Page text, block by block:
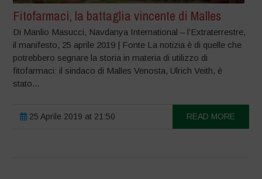
Fitofarmaci, la battaglia vincente di Malles
Di Manlio Masucci, Navdanya International – l’Extraterrestre,
il manifesto, 25 aprile 2019 | Fonte La notizia è di quelle che
potrebbero segnare la storia in materia di utilizzo di
fitofarmaci: il sindaco di Malles Venosta, Ulrich Veith, è
stato...
25 Aprile 2019 at 21:50 READ MORE